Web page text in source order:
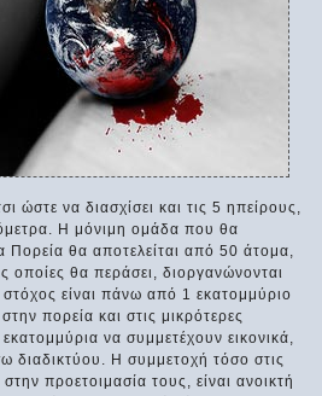
ώστε να διασχίσει και τις 5 ηπείρους,
Η μόνιμη ομάδα που θα
Πορεία θα αποτελείται από 50 άτομα,
οποίες θα περάσει, διοργανώνονται
είναι πάνω από 1 εκατομμύριο
πορεία και στις μικρότερες
να συμμετέχουν εικονικά,
διαδικτύου. Η συμμετοχή τόσο στις
προετοιμασία τους, είναι ανοικτή